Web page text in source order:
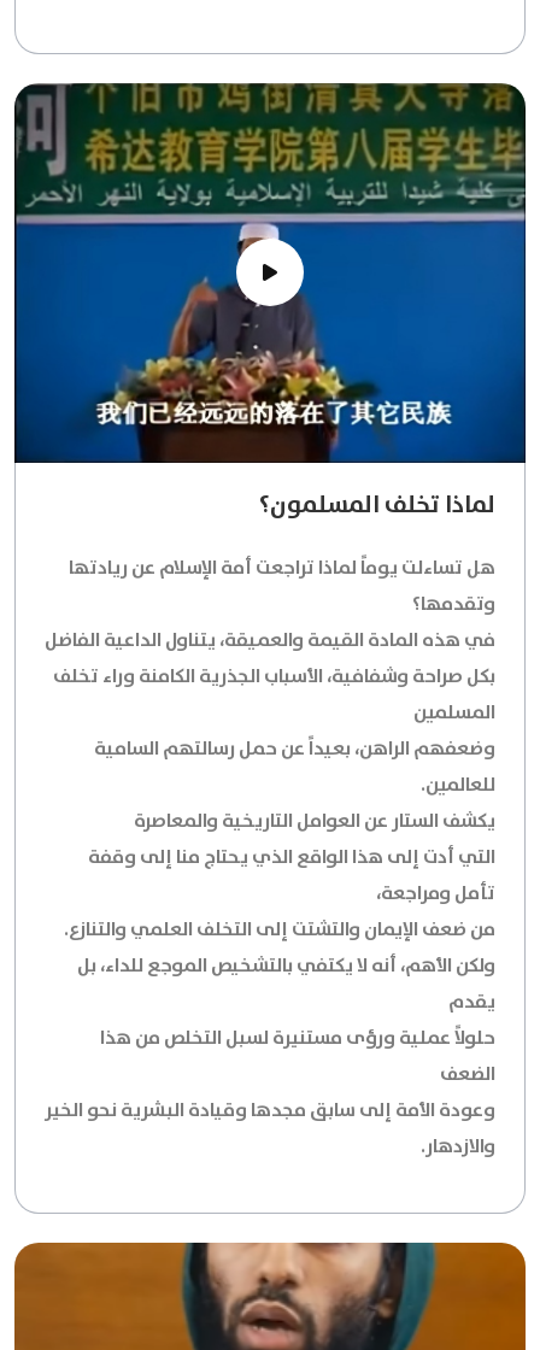
لماذا تخلف المسلمون؟
هل تساءلت يوماً لماذا تراجعت أمة الإسلام عن ريادتها
وتقدمها؟
في هذه المادة القيمة والعميقة، يتناول الداعية الفاضل
بكل صراحة وشفافية، الأسباب الجذرية الكامنة وراء تخلف
المسلمين
وضعفهم الراهن، بعيداً عن حمل رسالتهم السامية
للعالمين.
يكشف الستار عن العوامل التاريخية والمعاصرة
التي أدت إلى هذا الواقع الذي يحتاج منا إلى وقفة
تأمل ومراجعة،
من ضعف الإيمان والتشتت إلى التخلف العلمي والتنازع.
ولكن الأهم، أنه لا يكتفي بالتشخيص الموجع للداء، بل
يقدم
حلولاً عملية ورؤى مستنيرة لسبل التخلص من هذا
الضعف
وعودة الأمة إلى سابق مجدها وقيادة البشرية نحو الخير
والازدهار.